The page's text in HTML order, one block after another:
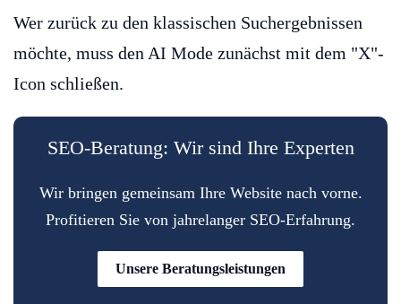
Wer zurück zu den klassischen Suchergebnissen
möchte, muss den AI Mode zunächst mit dem "X"-
Icon schließen.
SEO-Beratung: Wir sind Ihre Experten
Wir bringen gemeinsam Ihre Website nach vorne.
Profitieren Sie von jahrelanger SEO-Erfahrung.
Unsere Beratungsleistungen